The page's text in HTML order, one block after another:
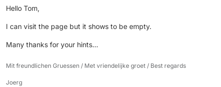
My return route did go via Oslo, so I used the Oslo
can find out how you can get access to it.
https://www.myrouteapp.com/event/messages/12
Thomas
Hello Tom,
I can visit the page but it shows to be empty.
Many thanks for your hints...
Mit freundlichen Gruessen / Met vriendelijke groet / Best regards
Joerg